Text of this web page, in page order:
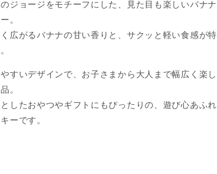
ジョージをモチーフにした、見た目も楽しいバナナ
。
広がるバナナの甘い香りと、サクッと軽い食感が特
すいデザインで、お子さまから大人まで幅広く楽し
。
したおやつやギフトにもぴったりの、遊び心あふれ
ーです。